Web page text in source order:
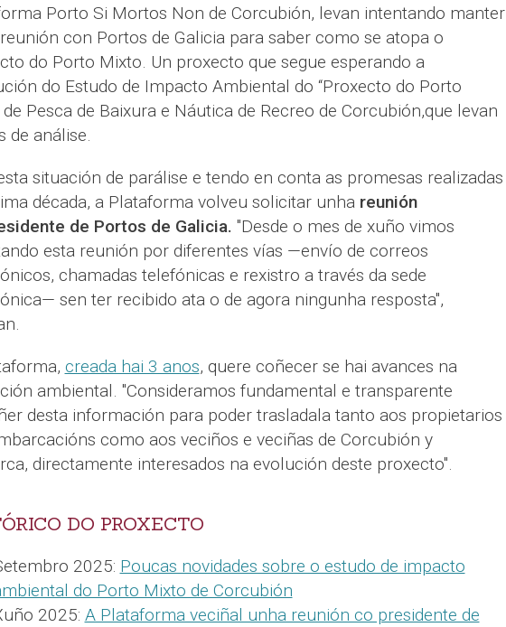
Porto Si Mortos Non de Corcubión, levan intentando manter
con Portos de Galicia para saber como se atopa o
do Porto Mixto. Un proxecto que segue esperando a
do Estudo de Impacto Ambiental do “Proxecto do Porto
Pesca de Baixura e Náutica de Recreo de Corcubión,que levan
de análise.
situación de parálise e tendo en conta as promesas realizadas
década, a Plataforma volveu solicitar unha reunión
de Portos de Galicia. "Desde o mes de xuño vimos
esta reunión por diferentes vías —envío de correos
chamadas telefónicas e rexistro a través da sede
sen ter recibido ata o de agora ningunha resposta",
creada hai 3 anos, quere coñecer se hai avances na
ambiental. "Consideramos fundamental e transparente
desta información para poder trasladala tanto aos propietarios
como aos veciños e veciñas de Corcubión y
directamente interesados na evolución deste proxecto".
DO PROXECTO
2025: Poucas novidades sobre o estudo de impacto
do Porto Mixto de Corcubión
2025: A Plataforma veciñal unha reunión co presidente de